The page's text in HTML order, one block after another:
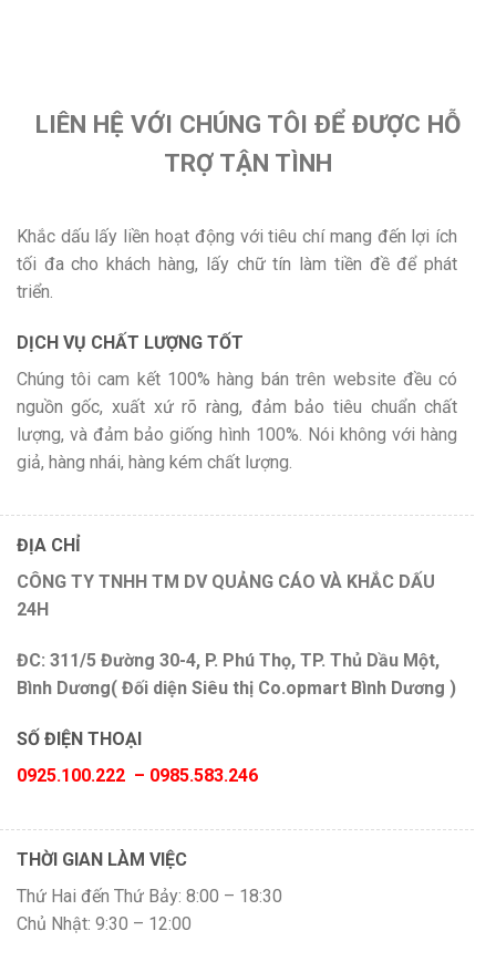
LIÊN HỆ VỚI CHÚNG TÔI ĐỂ ĐƯỢC HỖ
TRỢ TẬN TÌNH
Khắc dấu lấy liền hoạt động với tiêu chí mang đến lợi ích
tối đa cho khách hàng, lấy chữ tín làm tiền đề để phát
triển.
DỊCH VỤ CHẤT LƯỢNG TỐT
Chúng tôi cam kết 100% hàng bán trên website đều có
nguồn gốc, xuất xứ rõ ràng, đảm bảo tiêu chuẩn chất
lượng, và đảm bảo giống hình 100%. Nói không với hàng
giả, hàng nhái, hàng kém chất lượng.
ĐỊA CHỈ
CÔNG TY TNHH TM DV QUẢNG CÁO VÀ KHẮC DẤU
24H
ĐC: 311/5 Đường 30-4, P. Phú Thọ, TP. Thủ Dầu Một,
Bình Dương( Đối diện Siêu thị Co.opmart Bình Dương )
SỐ ĐIỆN THOẠI
0925.100.222 – 0985.583.246
THỜI GIAN LÀM VIỆC
Thứ Hai đến Thứ Bảy: 8:00 – 18:30
Chủ Nhật: 9:30 – 12:00